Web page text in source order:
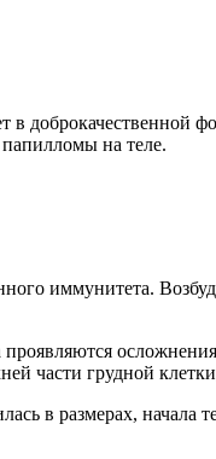
доброкачественной
папилломы на теле.
иммунитета.
части грудной
в размерах, начала